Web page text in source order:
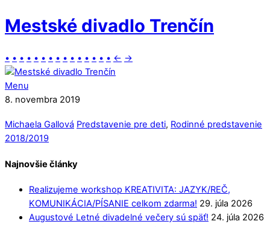
Mestské divadlo Trenčín
• • • • • • • • • • • • • • • ← →
Menu
8. novembra 2019
Michaela Gallová Predstavenie pre deti, Rodinné predstavenie
2018/2019
Najnovšie články
Realizujeme workshop KREATIVITA: JAZYK/REČ,
KOMUNIKÁCIA/PÍSANIE celkom zdarma! 29. júla 2026
Augustové Letné divadelné večery sú späť! 24. júla 2026